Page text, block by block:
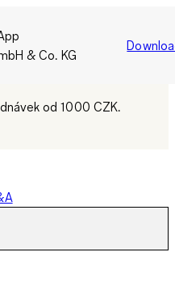
& Co. KG
od 1000 CZK.